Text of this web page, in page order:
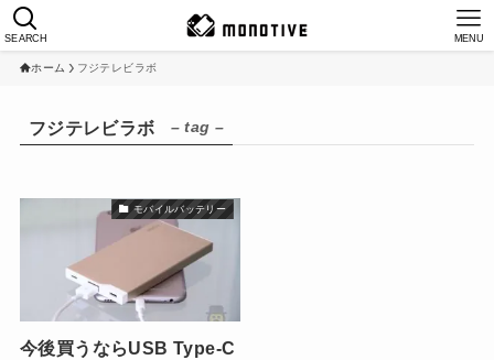
SEARCH MENU
ホーム フジテレビラボ
フジテレビラボ – tag –
モバイルバッテリー
今後買うならUSB Type-C